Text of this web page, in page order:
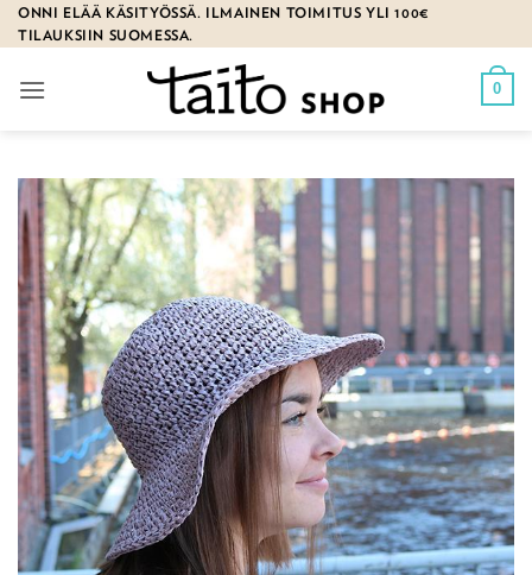
Skip
to
ONNI ELÄÄ KÄSITYÖSSÄ. ILMAINEN TOIMITUS YLI 100€
TILAUKSIIN SUOMESSA.
0